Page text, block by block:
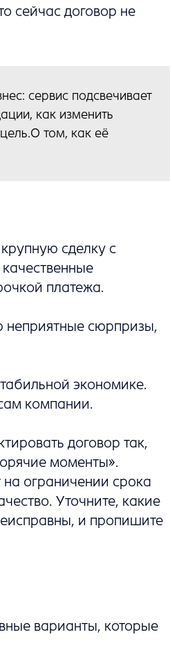
сейчас договор не
сервис подсвечивает
как изменить
том, как её
сделку с
платежа.
неприятные сюрпризы,
экономике.
компании.
договор так,
моменты».
на ограничении срока
Уточните, какие
и пропишите
варианты, которые